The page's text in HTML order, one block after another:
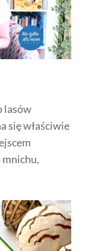
lasów
się właściwie